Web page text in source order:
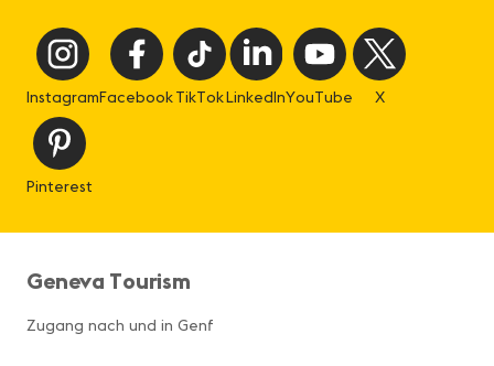
InstagramFacebookTikTokLinkedInYouTube X
Pinterest
Geneva Tourism
Zugang nach und in Genf